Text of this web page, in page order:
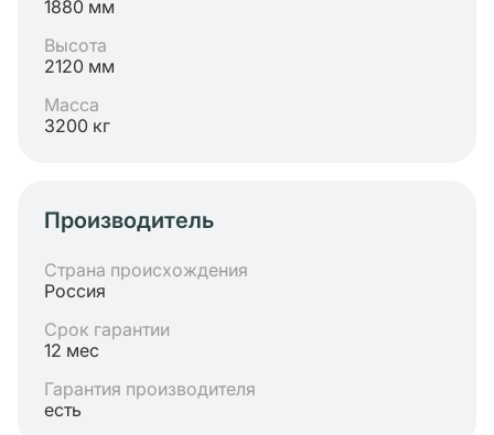
1880 мм
Высота
2120 мм
Масса
3200 кг
Производитель
Страна происхождения
Россия
Срок гарантии
12 мес
Гарантия производителя
есть